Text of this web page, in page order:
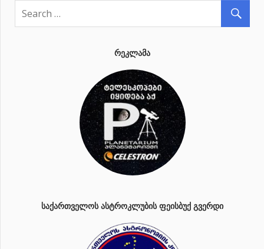
ᲠᲔᲙᲚᲐᲛᲐ
ᲡᲐᲥᲐᲠᲗᲕᲔᲚᲝᲡ ᲐᲡᲢᲠᲝᲙᲚᲣᲑᲘᲡ ᲤᲔᲘᲡᲑᲣᲥ ᲒᲕᲔᲠᲓᲘ